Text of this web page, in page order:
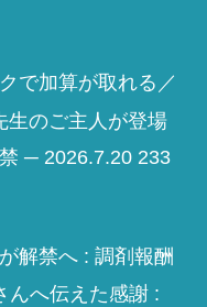
で加算が取れる／
生のご主人が登場
─ 2026.7.20 233
解禁へ : 調剤報酬
んへ伝えた感謝 :